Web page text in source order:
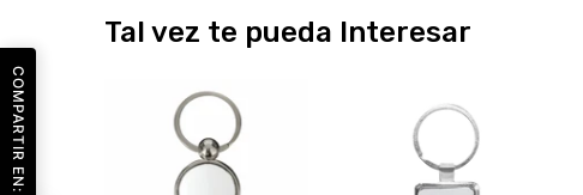
Tal vez te pueda Interesar
COMPARTIR EN: